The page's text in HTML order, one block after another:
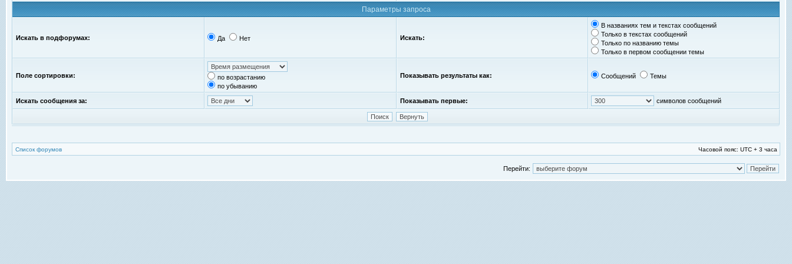
Параметры запроса
Искать в подфорумах: Да Нет Искать:
В названиях тем и текстах сообщений
Только в текстах сообщений
Только по названию темы
Только в первом сообщении темы
Поле сортировки:
по возрастанию
по убыванию
Показывать результаты как: Сообщений Темы
Искать сообщения за: Показывать первые: символов сообщений
Список форумов Часовой пояс: UTC + 3 часа
Перейти: